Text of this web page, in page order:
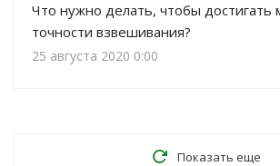
Что нужно делать, чтобы достигать
точности взвешивания?
25 августа 2020 0:00
Показать еще